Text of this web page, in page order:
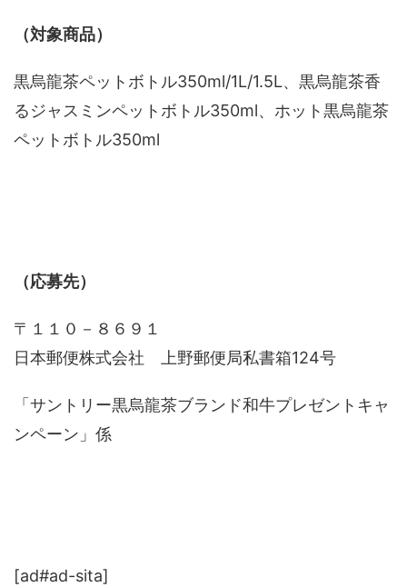
（対象商品）
黒烏龍茶ペットボトル350ml/1L/1.5L、黒烏龍茶香
るジャスミンペットボトル350ml、ホット黒烏龍茶
ペットボトル350ml
（応募先）
〒１１０－８６９１
日本郵便株式会社 上野郵便局私書箱124号
「サントリー黒烏龍茶ブランド和牛プレゼントキャ
ンペーン」係
[ad#ad-sita]